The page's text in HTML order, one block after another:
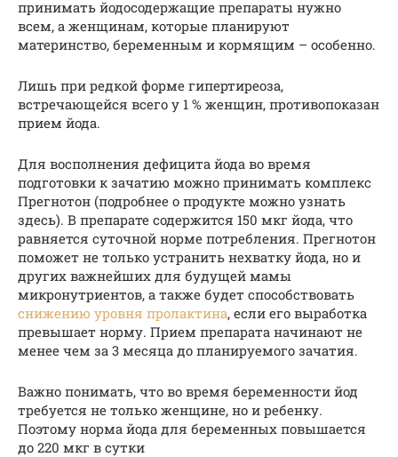
принимать йодосодержащие препараты нужно
всем, а женщинам, которые планируют
материнство, беременным и кормящим – особенно.
Лишь при редкой форме гипертиреоза,
встречающейся всего у 1 % женщин, противопоказан
прием йода.
Для восполнения дефицита йода во время
подготовки к зачатию можно принимать комплекс
Прегнотон (подробнее о продукте можно узнать
здесь). В препарате содержится 150 мкг йода, что
равняется суточной норме потребления. Прегнотон
поможет не только устранить нехватку йода, но и
других важнейших для будущей мамы
микронутриентов, а также будет способствовать
снижению уровня пролактина, если его выработка
превышает норму. Прием препарата начинают не
менее чем за 3 месяца до планируемого зачатия.
Важно понимать, что во время беременности йод
требуется не только женщине, но и ребенку.
Поэтому норма йода для беременных повышается
до 220 мкг в сутки